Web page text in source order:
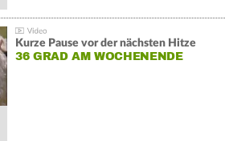
Kurze Pause vor der nächsten Hitze
36 GRAD AM WOCHENENDE